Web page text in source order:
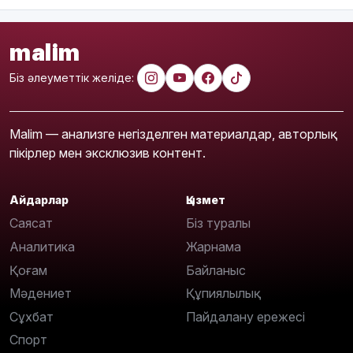
malim
Біз әлеуметтік желіде:
Malim — анализге негізделген материалдар, авторлық
пікірлер мен эксклюзив контент.
Айдарлар
Саясат
Аналитика
Қоғам
Мәдениет
Сұхбат
Спорт
Қызмет
Біз туралы
Жарнама
Байланыс
Құпиялылық
Пайдалану ережесі